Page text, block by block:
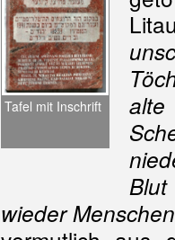
Tafel mit Inschrift
wieder